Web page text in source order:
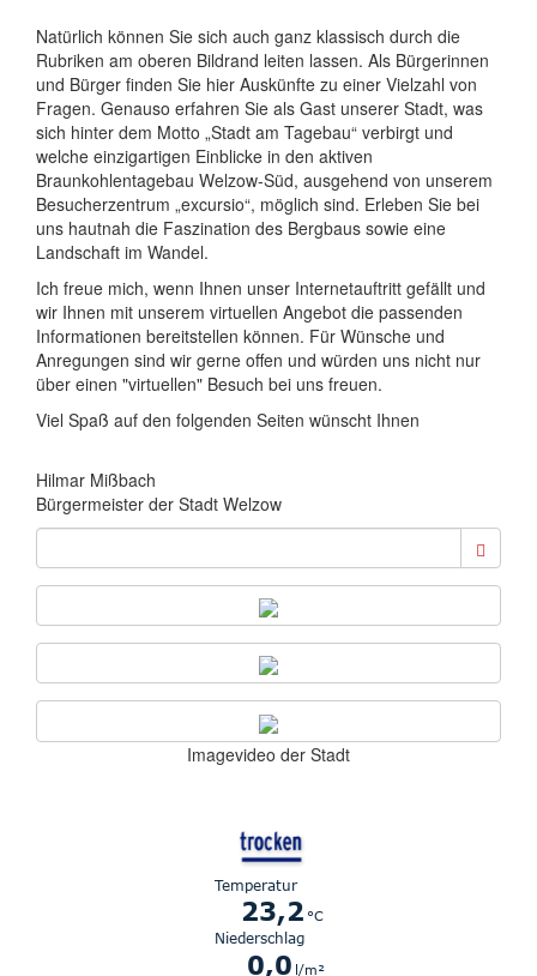
Natürlich können Sie sich auch ganz klassisch durch die
Rubriken am oberen Bildrand leiten lassen. Als Bürgerinnen
und Bürger finden Sie hier Auskünfte zu einer Vielzahl von
Fragen. Genauso erfahren Sie als Gast unserer Stadt, was
sich hinter dem Motto „Stadt am Tagebau“ verbirgt und
welche einzigartigen Einblicke in den aktiven
Braunkohlentagebau Welzow-Süd, ausgehend von unserem
Besucherzentrum „excursio“, möglich sind. Erleben Sie bei
uns hautnah die Faszination des Bergbaus sowie eine
Landschaft im Wandel.
Ich freue mich, wenn Ihnen unser Internetauftritt gefällt und
wir Ihnen mit unserem virtuellen Angebot die passenden
Informationen bereitstellen können. Für Wünsche und
Anregungen sind wir gerne offen und würden uns nicht nur
über einen "virtuellen" Besuch bei uns freuen.
Viel Spaß auf den folgenden Seiten wünscht Ihnen
Hilmar Mißbach
Bürgermeister der Stadt Welzow
Imagevideo der Stadt